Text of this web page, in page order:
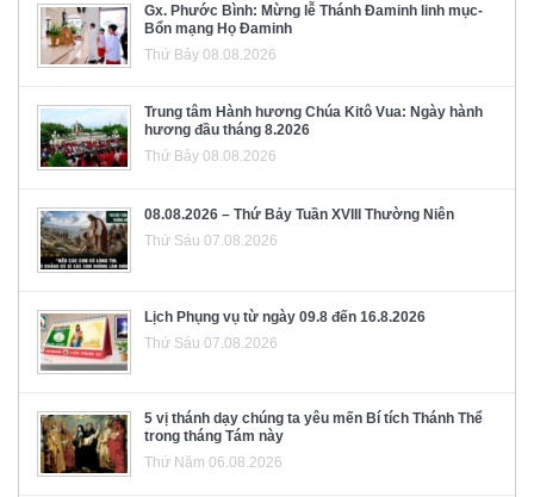
Gx. Phước Bình: Mừng lễ Thánh Đaminh linh mục-
Bổn mạng Họ Đaminh
Thứ Bảy 08.08.2026
Trung tâm Hành hương Chúa Kitô Vua: Ngày hành
hương đầu tháng 8.2026
Thứ Bảy 08.08.2026
08.08.2026 – Thứ Bảy Tuần XVIII Thường Niên
Thứ Sáu 07.08.2026
Lịch Phụng vụ từ ngày 09.8 đến 16.8.2026
Thứ Sáu 07.08.2026
5 vị thánh dạy chúng ta yêu mến Bí tích Thánh Thể
trong tháng Tám này
Thứ Năm 06.08.2026